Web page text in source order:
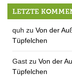
LETZTE
quh zu Von der
Tüpfelchen
Gast zu Von der
Tüpfelchen